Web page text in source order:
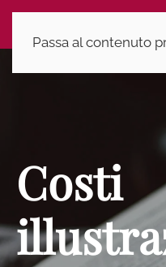
Passa al contenuto
Costi